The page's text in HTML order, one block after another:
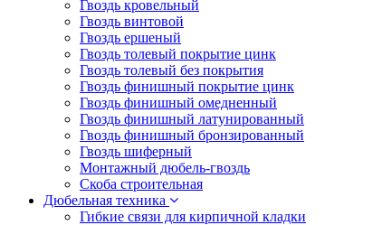
Гвоздь кровельный
Гвоздь винтовой
Гвоздь ершеный
Гвоздь толевый покрытие цинк
Гвоздь толевый без покрытия
Гвоздь финишный покрытие цинк
Гвоздь финишный омедненный
Гвоздь финишный латунированный
Гвоздь финишный бронзированный
Гвоздь шиферный
Монтажный дюбель-гвоздь
Скоба строительная
Дюбельная техника
Гибкие связи для кирпичной кладки